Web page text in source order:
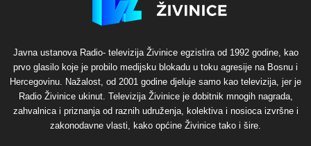
Javna ustanova Radio- televizija Živinice egzistira od 1992 godine, kao
prvo glasilo koje je probilo medijsku blokadu u toku agresije na Bosnu i
Hercegovinu. Nažalost, od 2001 godine djeluje samo kao televizija, jer je
Radio Živinice ukinut. Televizija Živinice je dobitnik mnogih nagrada,
zahvalnica i priznanja od raznih udruženja, kolektiva i nosioca izvršne i
zakonodavne vlasti, kako općine Živinice tako i šire.